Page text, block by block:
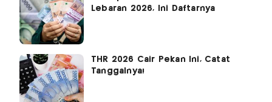
Lebaran 2026, Ini Daftarnya
THR 2026 Cair Pekan Ini, Catat
Tanggalnya!